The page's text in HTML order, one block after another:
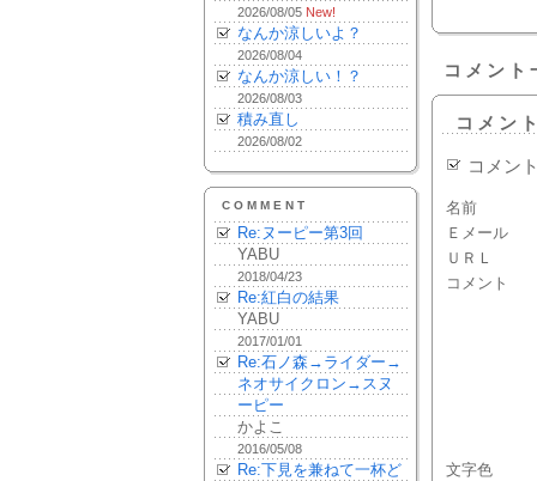
2026/08/05 New!
なんか涼しいよ？
2026/08/04
なんか涼しい！？
2026/08/03
積み直し
2026/08/02
COMMENT
Re:ヌーピー第3回
YABU
2018/04/23
Re:紅白の結果
YABU
2017/01/01
Re:石ノ森→ライダー→
ネオサイクロン→スヌ
ーピー
かよこ
2016/05/08
Re:下見を兼ねて一杯ど
コメント
コメン
コメン
名前
Ｅメール
ＵＲＬ
コメント
文字色